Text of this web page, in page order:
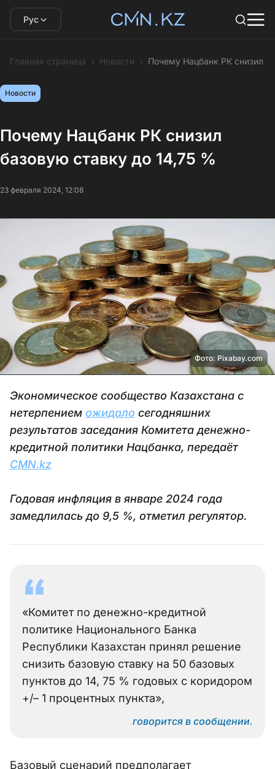
Рус
Главная страница Новости Почему Нацбанк РК снизил
Новости
Почему Нацбанк РК снизил
базовую ставку до 14,75 %
23 февраля 2024, 12:08
Фото: Pixabay.com
Экономическое сообщество Казахстана с
нетерпением ожидало сегодняшних
результатов заседания Комитета денежно-
кредитной политики Нацбанка, передаёт
CMN.kz
Годовая инфляция в январе 2024 года
замедлилась до 9,5 %, отметил регулятор.
«Комитет по денежно-кредитной
политике Национального Банка
Республики Казахстан принял решение
снизить базовую ставку на 50 базовых
пунктов до 14, 75 % годовых с коридором
+/– 1 процентных пункта»,
говорится в сообщении.
Базовый сценарий предполагает